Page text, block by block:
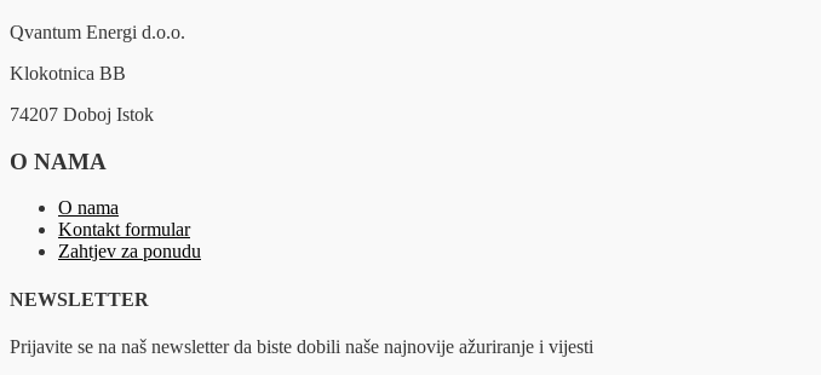
Qvantum Energi d.o.o.
Klokotnica BB
74207 Doboj Istok
O NAMA
O nama
Kontakt formular
Zahtjev za ponudu
NEWSLETTER
Prijavite se na naš newsletter da biste dobili naše najnovije ažuriranje i vijesti